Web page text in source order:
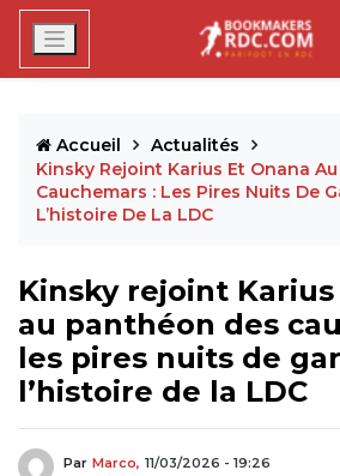
Accueil
Actualités
Kinsky Rejoint Karius Et Onana
Cauchemars : Les Pires Nuits De
L’histoire De La LDC
Kinsky rejoint
au panthéon des
les pires nuits de
l’histoire de la LDC
Par Marco, 11/03/2026 - 19:26